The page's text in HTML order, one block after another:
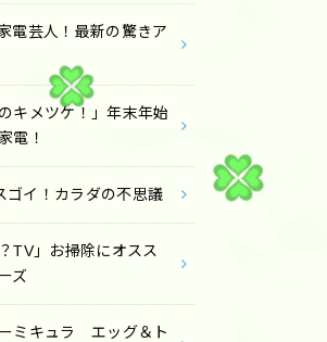
電芸人！最新の驚きア
キメツケ！」年末年始
電！
ゴイ！カラダの不思議
TV」お掃除にオスス
ズ
ーミキュラ エッグ＆ト